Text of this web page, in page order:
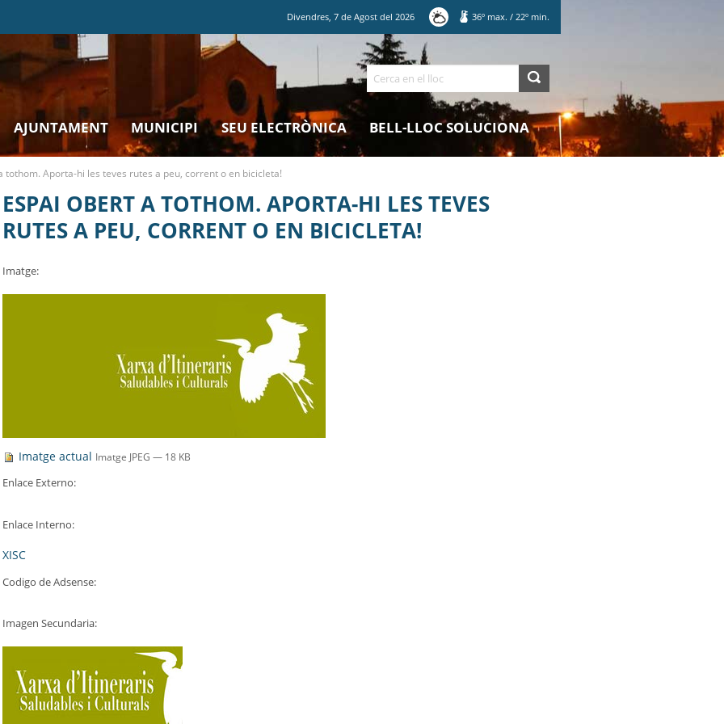
Divendres,7 deAgost del2026 36º max. / 22º min.
Cerca
AJUNTAMENT MUNICIPI SEU ELECTRÒNICA BELL-LLOC SOLUCIONA
tothom. Aporta-hi les teves rutes a peu, corrent o en bicicleta!
ESPAI OBERT A TOTHOM. APORTA-HI LES TEVES
RUTES A PEU, CORRENT O EN BICICLETA!
Imatge:
Imatge actual Imatge JPEG — 18 KB
Enlace Externo:
Enlace Interno:
XISC
Codigo de Adsense:
Imagen Secundaria: